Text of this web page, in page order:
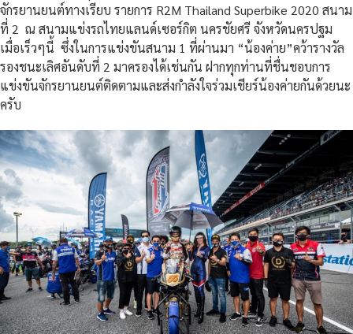
จักรยานยนต์ทางเรียบ รายการ R2M Thailand Superbike 2020 สนาม
ที่ 2 ณ สนามแข่งรถไทยแลนด์เซอร์กิต นครชัยศรี จังหวัดนครปฐม
เมื่อเร็วๆนี้ ซึ่งในการแข่งขันสนาม 1 ที่ผ่านมา “น้องค่าย”คว้ารางวัล
รองชนะเลิศอันดับที่ 2 มาครองได้เช่นกัน ฝากทุกท่านที่ชื่นชอบการ
แข่งขันจักรยานยนต์ติดตามและส่งกำลังใจร่วมเชียร์น้องค่ายกันด้วยนะ
ครับ